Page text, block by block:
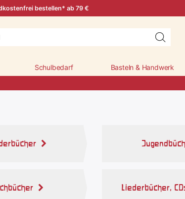
bestellen* ab 79 €
Schulbedarf Basteln & Handwerk
Liederbücher,